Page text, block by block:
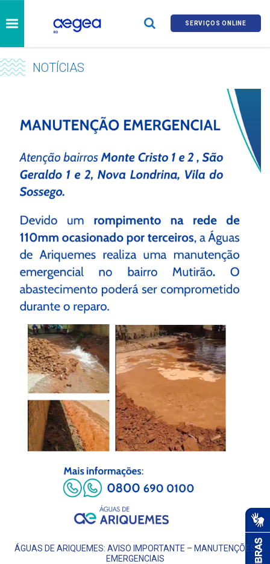
SERVIÇOS ONLINE
NOTÍCIAS
ÁGUAS DE ARIQUEMES: AVISO IMPORTANTE – MANUTENÇÕES
EMERGENCIAIS